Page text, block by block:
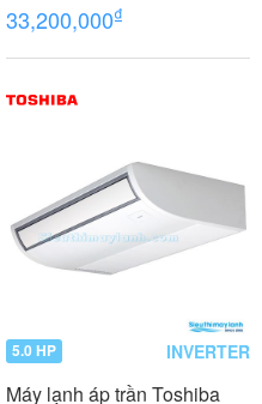
33,200,000₫
5.0 HP INVERTER
Máy lạnh áp trần Toshiba